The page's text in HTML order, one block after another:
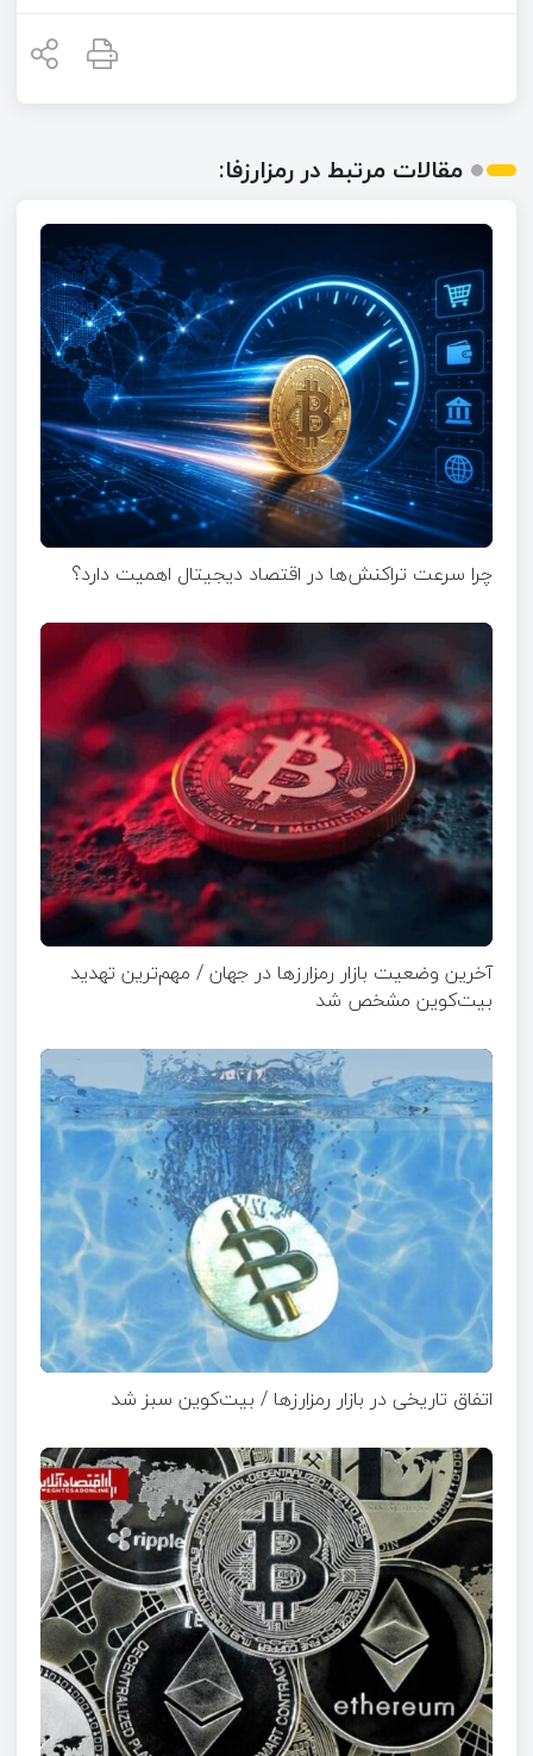
مقالات مرتبط در رمزارزفا:
چرا سرعت تراکنش‌ها در اقتصاد دیجیتال اهمیت دارد؟
آخرین وضعیت بازار رمزارزها در جهان / مهم‌ترین تهدید
بیت‌کوین مشخص شد
اتفاق تاریخی در بازار رمزارزها / بیت‌کوین سبز شد